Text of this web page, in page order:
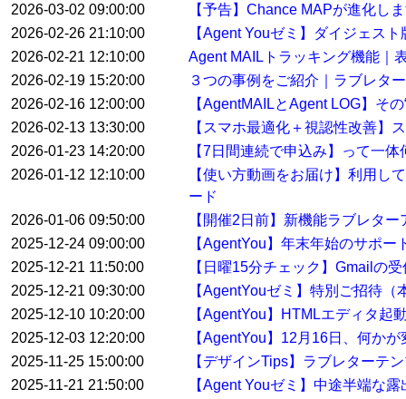
2026-03-02 09:00:00
【予告】Chance MAPが進化し
2026-02-26 21:10:00
【Agent Youゼミ】ダイジェス
2026-02-21 12:10:00
Agent MAILトラッキング機能｜
2026-02-19 15:20:00
３つの事例をご紹介｜ラブレタ
2026-02-16 12:00:00
【AgentMAILとAgent LOG】そ
2026-02-13 13:30:00
【スマホ最適化＋視認性改善】
2026-01-23 14:20:00
【7日間連続で申込み】って一
2026-01-12 12:10:00
【使い方動画をお届け】利用し
ード
2026-01-06 09:50:00
【開催2日前】新機能ラブレタ
2025-12-24 09:00:00
【AgentYou】年末年始のサポー
2025-12-21 11:50:00
【日曜15分チェック】Gmailの
2025-12-21 09:30:00
【AgentYouゼミ】特別ご招待
2025-12-10 10:20:00
【AgentYou】HTMLエディタ起
2025-12-03 12:20:00
【AgentYou】12月16日、何か
2025-11-25 15:00:00
【デザインTips】ラブレターテ
2025-11-21 21:50:00
【Agent Youゼミ】中途半端な